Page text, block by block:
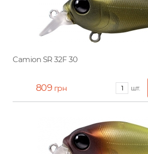
Camion SR 32F 30
809 грн шт.